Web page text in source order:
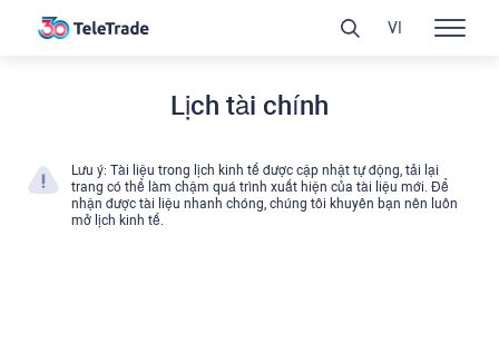
Lịch tài chính
Lưu ý: Tài liệu trong lịch kinh tế được cập nhật tự động, tải lại
trang có thể làm chậm quá trình xuất hiện của tài liệu mới. Để
nhận được tài liệu nhanh chóng, chúng tôi khuyên bạn nên luôn
mở lịch kinh tế.
VI